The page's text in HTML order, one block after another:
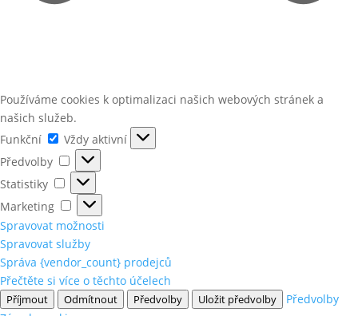
Používáme cookies k optimalizaci našich webových stránek a
našich služeb.
Funkční
Funkční
Vždy aktivní
Předvolby
Předvolby
Statistiky
Statistiky
Marketing
Marketing
Spravovat možnosti
Spravovat služby
Správa {vendor_count} prodejců
Přečtěte si více o těchto účelech
Příjmout Odmítnout Předvolby Uložit předvolby
Předvolby